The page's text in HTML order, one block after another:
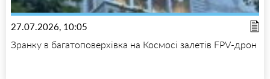
27.07.2026, 10:05
Зранку в багатоповерхівка на Космосі залетів FPV-дрон